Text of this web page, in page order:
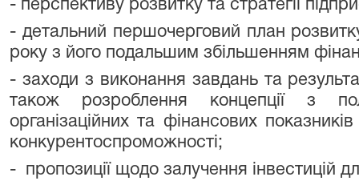
- перспективу розвитку та стратегії
- детальний першочерговий план
року з його подальшим збільшенням
- заходи з виконання завдань та
також розроблення концепції з
організаційних та фінансових
конкурентоспроможності;
- пропозиції щодо залучення інвестицій